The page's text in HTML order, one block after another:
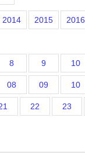
2014 2015 2016
8 9 10
08 09 10
22 23